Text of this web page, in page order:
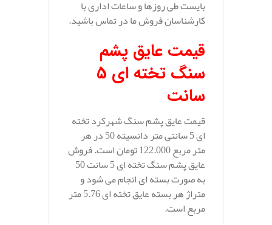
بایست طی روزها و ساعات اداری با
کارشناسان فروش ما در تماس باشید.
قیمت عایق پشم
سنگ تخته ای 5
سانت
قیمت عایق پشم سنگ شهرکرد تخته
ای 5 سانتی متر دانسیته 50 در هر
متر مربع 122.000 تومان است. فروش
عایق پشم سنگ تخته ای 5 سانت 50
به صورت بسته ای انجام می شود و
متراژ هر بسته عایق تخته ای 5.76 متر
مربع است.